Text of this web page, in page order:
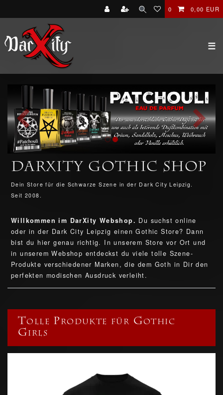
0 0,00 EUR
☰
DarXity Gothic Shop
Dein Store für die Schwarze Szene in der Dark City Leipzig.
Seit 2008.
Willkommen im DarXity Webshop. Du suchst online
oder in der Dark City Leipzig einen Gothic Store? Dann
bist du hier genau richtig. In unserem Store vor Ort und
in unserem Webshop entdeckst du viele tolle Szene-
Produkte verschiedener Marken, die dem Goth in Dir den
perfekten modischen Ausdruck verleiht.
Tolle Produkte für Gothic
Girls